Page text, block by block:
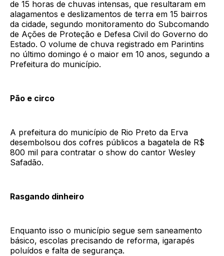
de 15 horas de chuvas intensas, que resultaram em
alagamentos e deslizamentos de terra em 15 bairros
da cidade, segundo monitoramento do Subcomando
de Ações de Proteção e Defesa Civil do Governo do
Estado. O volume de chuva registrado em Parintins
no último domingo é o maior em 10 anos, segundo a
Prefeitura do município.
Pão e circo
A prefeitura do município de Rio Preto da Erva
desembolsou dos cofres públicos a bagatela de R$
800 mil para contratar o show do cantor Wesley
Safadão.
Rasgando dinheiro
Enquanto isso o município segue sem saneamento
básico, escolas precisando de reforma, igarapés
poluídos e falta de segurança.